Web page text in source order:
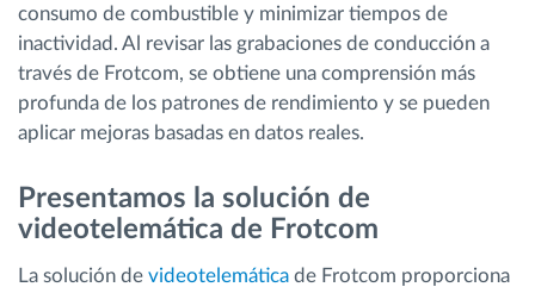
consumo de combustible y minimizar tiempos de
inactividad. Al revisar las grabaciones de conducción a
través de Frotcom, se obtiene una comprensión más
profunda de los patrones de rendimiento y se pueden
aplicar mejoras basadas en datos reales.
Presentamos la solución de
videotelemática de Frotcom
La solución de videotelemática de Frotcom proporciona